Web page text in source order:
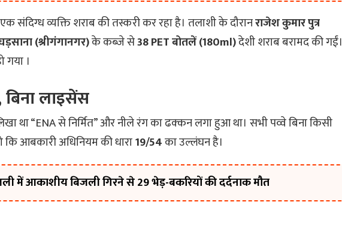
संदिग्ध व्यक्ति शराब की तस्करी कर रहा है। तलाशी के दौरानराजेश कुमार पुत्र
(श्रीगंगानगर)के कब्जे से38 PET बोतलें (180ml)देशी शराब बरामद की गईं।
गया ।
बिना लाइसेंस
था “ENA से निर्मित” और नीले रंग का ढक्कन लगा हुआ था। सभी पव्वे बिना किसी
आबकारी अधिनियम की धारा19/54का उल्लंघन है।
में आकाशीय बिजली गिरने से 29 भेड़-बकरियों की दर्दनाक मौत